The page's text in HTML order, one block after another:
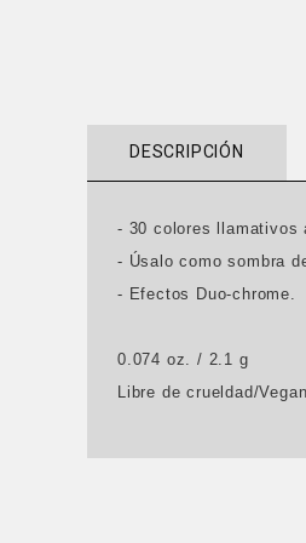
DESCRIPCIÓN
- 30 colores llamativos
- Úsalo como sombra
- Efectos Duo-chrome.
0.074 oz. / 2.1 g
Libre de crueldad/